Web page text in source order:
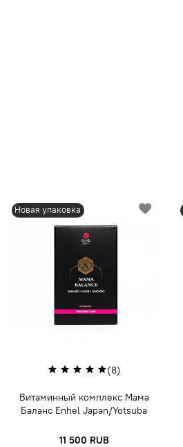
(8)
Новая упаковка
Витаминный комплекс Мама
Баланс Enhel Japan/Yotsuba
11 500 RUB